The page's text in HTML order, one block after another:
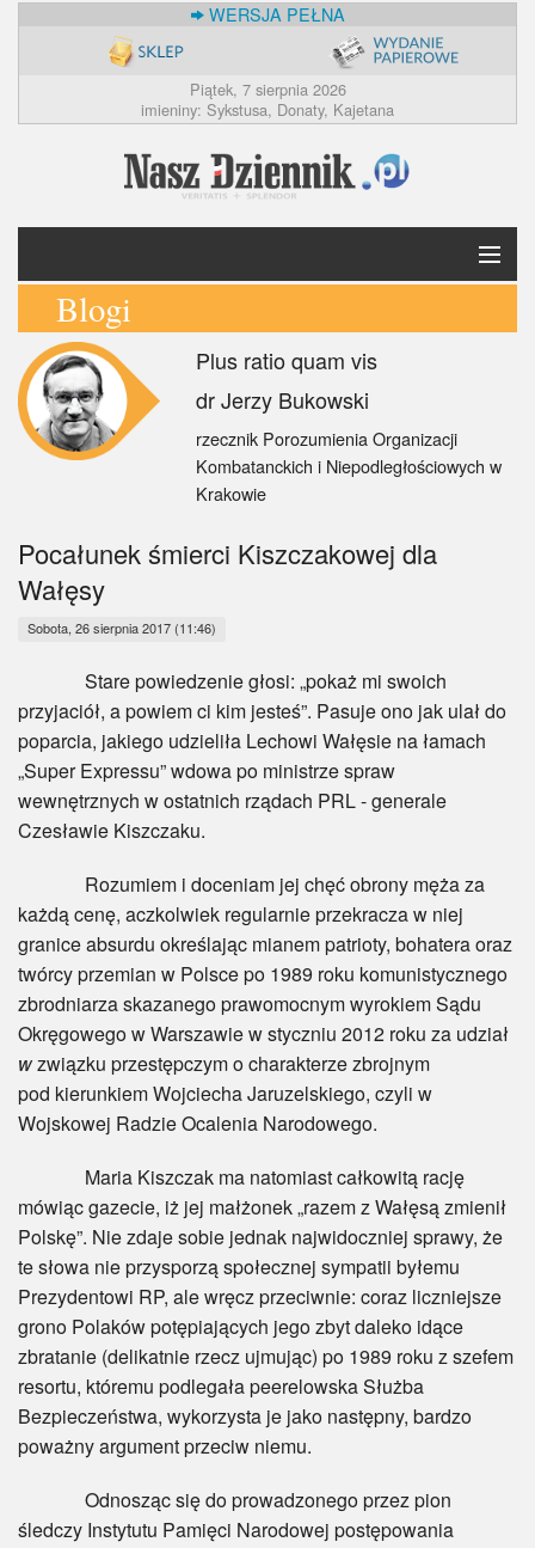
WERSJA PEŁNA
Piątek, 7 sierpnia 2026
imieniny: Sykstusa, Donaty, Kajetana
Krótko
Polska
Świat
Wiara
BlogAiD
Zaproszenia
Blogi
Plus ratio quam vis
dr Jerzy Bukowski
rzecznik Porozumienia Organizacji
Kombatanckich i Niepodległościowych w
Krakowie
Pocałunek śmierci Kiszczakowej dla
Wałęsy
Sobota, 26 sierpnia 2017 (11:46)
Stare powiedzenie głosi: „pokaż mi swoich
przyjaciół, a powiem ci kim jesteś”. Pasuje ono jak ulał do
poparcia, jakiego udzieliła Lechowi Wałęsie na łamach
„Super Expressu” wdowa po ministrze spraw
wewnętrznych w ostatnich rządach PRL - generale
Czesławie Kiszczaku.
Rozumiem i doceniam jej chęć obrony męża za
każdą cenę, aczkolwiek regularnie przekracza w niej
granice absurdu określając mianem patrioty, bohatera oraz
twórcy przemian w Polsce po 1989 roku komunistycznego
zbrodniarza skazanego prawomocnym wyrokiem Sądu
Okręgowego w Warszawie w styczniu 2012 roku za udział
wzwiązku przestępczym o charakterze zbrojnym
pod kierunkiem Wojciecha Jaruzelskiego, czyli w
Wojskowej Radzie Ocalenia Narodowego.
Maria Kiszczak ma natomiast całkowitą rację
mówiąc gazecie, iż jej małżonek „razem z Wałęsą zmienił
Polskę”. Nie zdaje sobie jednak najwidoczniej sprawy, że
te słowa nie przysporzą społecznej sympatii byłemu
Prezydentowi RP, ale wręcz przeciwnie: coraz liczniejsze
grono Polaków potępiających jego zbyt daleko idące
zbratanie (delikatnie rzecz ujmując) po 1989 roku z szefem
resortu, któremu podlegała peerelowska Służba
Bezpieczeństwa, wykorzysta je jako następny, bardzo
poważny argument przeciw niemu.
Odnosząc się do prowadzonego przez pion
śledczy Instytutu Pamięci Narodowej postępowania